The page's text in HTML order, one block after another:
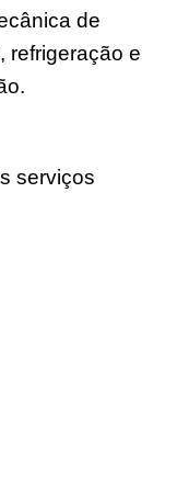
de
refrigeração e
serviços